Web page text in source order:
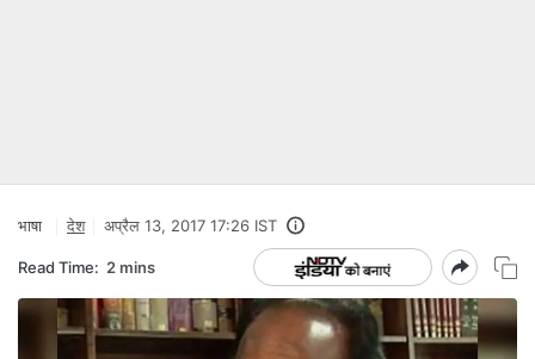
भाषा देश अप्रैल 13, 2017 17:26 IST
Read Time: 2 mins